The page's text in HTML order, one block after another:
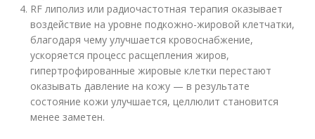
RF липолиз или радиочастотная терапия оказывает
воздействие на уровне подкожно-жировой клетчатки,
благодаря чему улучшается кровоснабжение,
ускоряется процесс расщепления жиров,
гипертрофированные жировые клетки перестают
оказывать давление на кожу — в результате
состояние кожи улучшается, целлюлит становится
менее заметен.